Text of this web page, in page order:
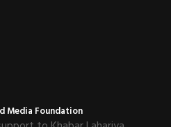
Media Foundation